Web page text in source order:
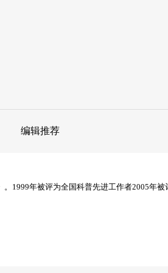
编辑推荐
1999年被评为全国科普先进工作者2005年被